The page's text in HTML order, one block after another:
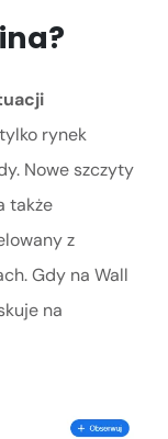
rynek
Nowe szczyty
także
z
Gdy na Wall
na